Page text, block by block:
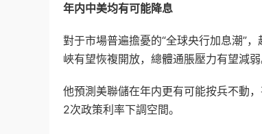
年内中美均有可能降息
對于市場普遍擔憂的“全球央行加息潮”
峽有望恢複開放，總體通脹壓力有望減弱
他預測美聯儲在年内更有可能按兵不動
2次政策利率下調空間。